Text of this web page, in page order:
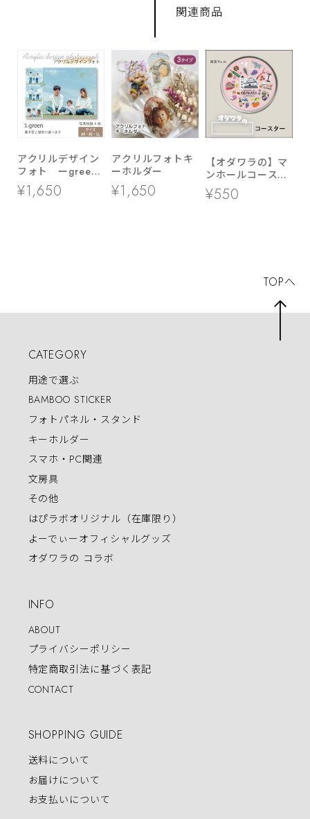
関連商品
アクリルデザイン
フォト ーgreen
ー ▶ LL・A5・
A4サイズ
¥1,650
アクリルフォトキ
ーホルダー
¥1,650
【オダワラの】マ
ンホールコースタ
ー
¥550
CATEGORY
用途で選ぶ
BAMBOO STICKER
フォトパネル・スタンド
キーホルダー
スマホ・PC関連
文房具
その他
はぴラボオリジナル（在庫限り）
よーでぃーオフィシャルグッズ
オダワラの コラボ
INFO
ABOUT
プライバシーポリシー
特定商取引法に基づく表記
CONTACT
SHOPPING GUIDE
送料について
お届けについて
お支払いについて
TOPへ